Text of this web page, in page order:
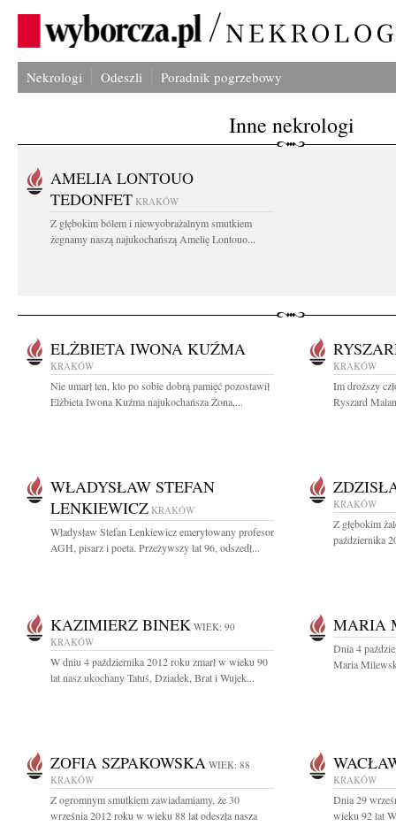
Nekrologi Odeszli Poradnik pogrzebowy
Inne nekrologi
AMELIA LONTOUO
TEDONFET KRAKÓW
Z głębokim bólem i niewyobrażalnym smutkiem
żegnamy naszą najukochańszą Amelię Lontouo...
ELŻBIETA IWONA KUŹMA
KRAKÓW
Nie umarł ten, kto po sobie dobrą pamięć pozostawił
Elżbieta Iwona Kuźma najukochańsza Żona,...
KRAKÓW
Im droższy
Ryszard
WŁADYSŁAW STEFAN
LENKIEWICZ KRAKÓW
Władysław Stefan Lenkiewicz emerytowany profesor
AGH, pisarz i poeta. Przeżywszy lat 96, odszedł...
KRAKÓW
Z głębokim
października
KAZIMIERZ BINEK WIEK: 90
KRAKÓW
W dniu 4 października 2012 roku zmarł w wieku 90
lat nasz ukochany Tatuś, Dziadek, Brat i Wujek...
MARIA
Dnia 4
Maria
ZOFIA SZPAKOWSKA WIEK: 88
KRAKÓW
Z ogromnym smutkiem zawiadamiamy, że 30
września 2012 roku w wieku 88 lat odeszła nasza
KRAKÓW
Dnia 29
wieku 92 lat